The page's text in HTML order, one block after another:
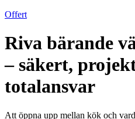
Offert
Riva bärande
– säkert,
totalansvar
Att öppna upp mellan kök och